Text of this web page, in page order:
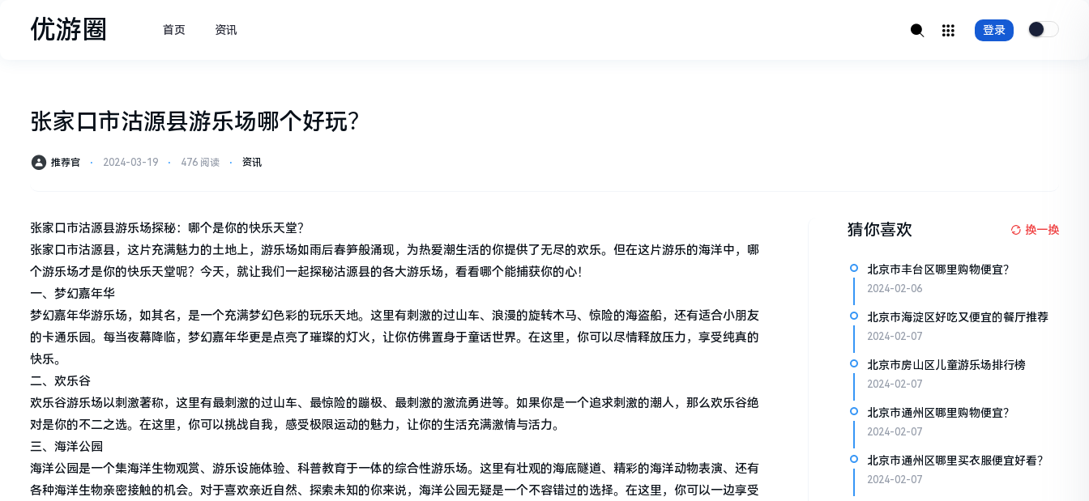
优游圈 首页 资讯 登录
张家口市沽源县游乐场哪个好玩？
推荐官 ⋅ 2024-03-19 ⋅ 476 阅读 ⋅ 资讯
张家口市沽源县游乐场探秘：哪个是你的快乐天堂？
张家口市沽源县，这片充满魅力的土地上，游乐场如雨后春笋般涌现，为热爱潮生活的你提供了无尽的欢乐。但在这片游乐的海洋中，哪
个游乐场才是你的快乐天堂呢？今天，就让我们一起探秘沽源县的各大游乐场，看看哪个能捕获你的心！
一、梦幻嘉年华
梦幻嘉年华游乐场，如其名，是一个充满梦幻色彩的玩乐天地。这里有刺激的过山车、浪漫的旋转木马、惊险的海盗船，还有适合小朋友
的卡通乐园。每当夜幕降临，梦幻嘉年华更是点亮了璀璨的灯火，让你仿佛置身于童话世界。在这里，你可以尽情释放压力，享受纯真的
快乐。
二、欢乐谷
欢乐谷游乐场以刺激著称，这里有最刺激的过山车、最惊险的蹦极、最刺激的激流勇进等。如果你是一个追求刺激的潮人，那么欢乐谷绝
对是你的不二之选。在这里，你可以挑战自我，感受极限运动的魅力，让你的生活充满激情与活力。
三、海洋公园
海洋公园是一个集海洋生物观赏、游乐设施体验、科普教育于一体的综合性游乐场。这里有壮观的海底隧道、精彩的海洋动物表演、还有
各种海洋生物亲密接触的机会。对于喜欢亲近自然、探索未知的你来说，海洋公园无疑是一个不容错过的选择。在这里，你可以一边享受
猜你喜欢 换一换
北京市丰台区哪里购物便宜？
2024-02-06
北京市海淀区好吃又便宜的餐厅推荐
2024-02-07
北京市房山区儿童游乐场排行榜
2024-02-07
北京市通州区哪里购物便宜？
2024-02-07
北京市通州区哪里买衣服便宜好看？
2024-02-07